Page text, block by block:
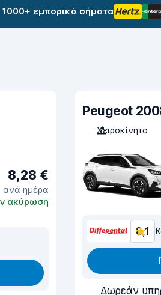
1000+ εμπορικά σήματα
8,28 €
ανά ημέρα
ακύρωση
Peugeot
Χειροκίνητο
8,1
Δωρεάν